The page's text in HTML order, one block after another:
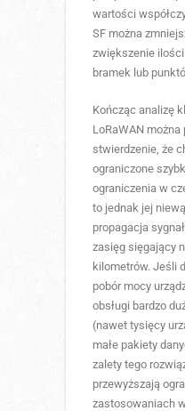
wartości
SF można
zwiększenie
bramek lub
Kończąc analizę
LoRaWAN
stwierdzenie, że
ograniczone
ograniczenia w
to jednak jej
propagacja
zasięg sięgający
kilometrów. Jeśli
pobór mocy
obsługi bardzo
(nawet tysięcy
małe pakiety
zalety tego
przewyższają
zastosowaniach